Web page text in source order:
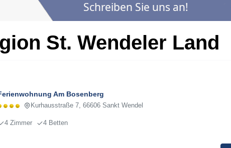
St. Wendeler Land
Am Bosenberg
Kurhausstraße 7, 66606 Sankt Wendel
4 Zimmer 4 Betten